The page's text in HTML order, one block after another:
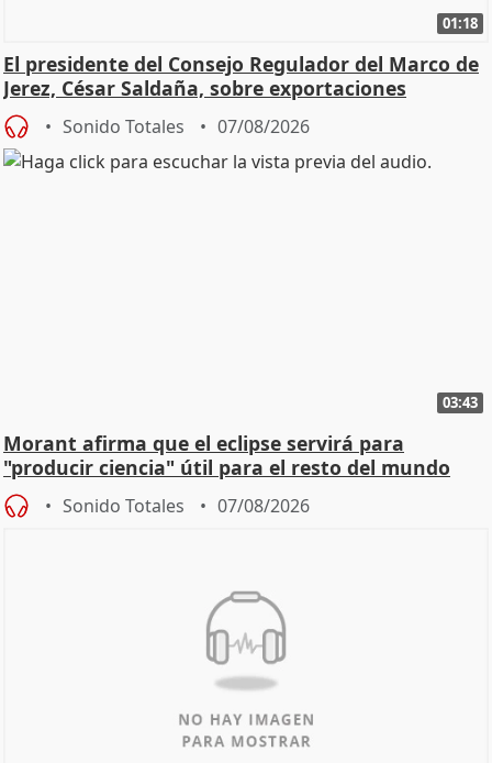
01:18
El presidente del Consejo Regulador del Marco de
Jerez, César Saldaña, sobre exportaciones
Sonido Totales 07/08/2026
03:43
Morant afirma que el eclipse servirá para
"producir ciencia" útil para el resto del mundo
Sonido Totales 07/08/2026